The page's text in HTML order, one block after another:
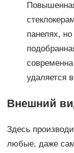
панелях,
удаляется
Внешний
Здесь
любые, даже